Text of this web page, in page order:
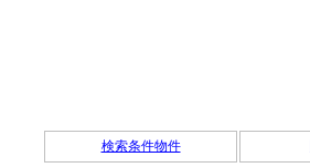
検索条件物件